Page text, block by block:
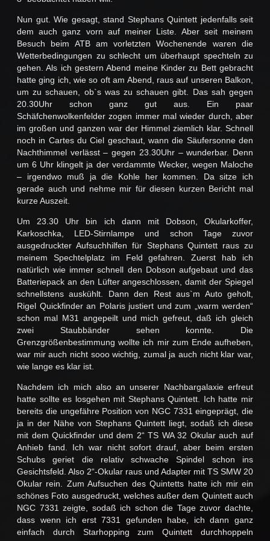
Nun gut. Wie gesagt, stand Stephans Quintett jedenfalls seit
dem auch ganz vorn auf meiner Liste. Aber seit meinem
Besuch beim ATB am vorletzten Wochenende waren die
Wetterbedingungen zu schlecht um überhaupt spechteln zu
gehen. Als ich gestern Abend meine Kinder zu Bett gebracht
hatte ging ich, wie so oft am Abend, raus auf unseren Balkon,
um zu schauen, ob`s was zu schauen gibt. Das sah gegen
20.30Uhr schon ganz gut aus. Ein paar
Schäfchenwolkenfelder zogen immer mal wieder durch, aber
im großen und ganzen war der Himmel ziemlich klar. Schnell
noch in Cartes du Ciel geschaut, wann die Säufersonne den
Nachthimmel verlässt – gegen 23.30Uhr – wunderbar. Denn
um 6 Uhr klingelt ja der verdammte Wecker, wegen Maloche
– irgendwo muß ja die Kohle her kommen. Da sitze ich
gerade auch und nehme mir für diesen kurzen Bericht mal
kurze Auszeit.
Um 23.30 Uhr bin ich dann mit Dobson, Okularkoffer,
Karkoschka, LED-Stirnlampe und schon Tage zuvor
ausgedruckter Aufsuchhilfen für Stephans Quintett raus zu
meinem Spechtelplatz im Feld gefahren. Zuerst hab ich
natürlich wie immer schnell den Dobson aufgebaut und das
Batteriepack an den Lüfter angeschlossen, damit der Spiegel
schnellstens auskühlt. Dann den Rest aus`m Auto geholt,
Rigel Quickfinder an Polaris justiert und zum „warm werden“
schon mal M31 angepeilt und mich gefreut, daß ich gleich
zwei Staubbänder sehen konnte. Die
Grenzgrößenbestimmung wollte ich mir zum Ende aufheben,
war mir auch nicht sooo wichtig, zumal ja auch nicht klar war,
wie lange es klar ist.
Nachdem ich mich also an unserer Nachbargalaxie erfreut
hatte sollte es losgehen mit Stephans Quintett. Ich hatte mir
bereits die ungefähre Position von NGC 7331 eingeprägt, die
ja in der Nähe von Stephans Quintett liegt, sodaß ich diese
mit dem Quickfinder und dem 2“ TS WA 32 Okular auch auf
Anhieb fand. Ich war nicht sofort drauf, aber beim ersten
Schubs geriet die relativ schwache Spindel schon ins
Gesichtsfeld. Also 2“-Okular raus und Adapter mit TS SMW 20
Okular rein. Zum Aufsuchen des Quintetts hatte ich mir ein
schönes Foto ausgedruckt, welches außer dem Quintett auch
NGC 7331 zeigte, sodaß ich schon die Tage zuvor dachte,
dass wenn ich erst 7331 gefunden habe, ich dann ganz
einfach durch Starhopping zum Quintett durchhoppeln